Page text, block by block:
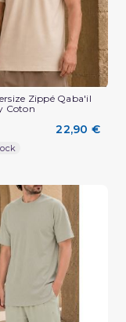
Zippé Qaba'il
Coton
22,90 €